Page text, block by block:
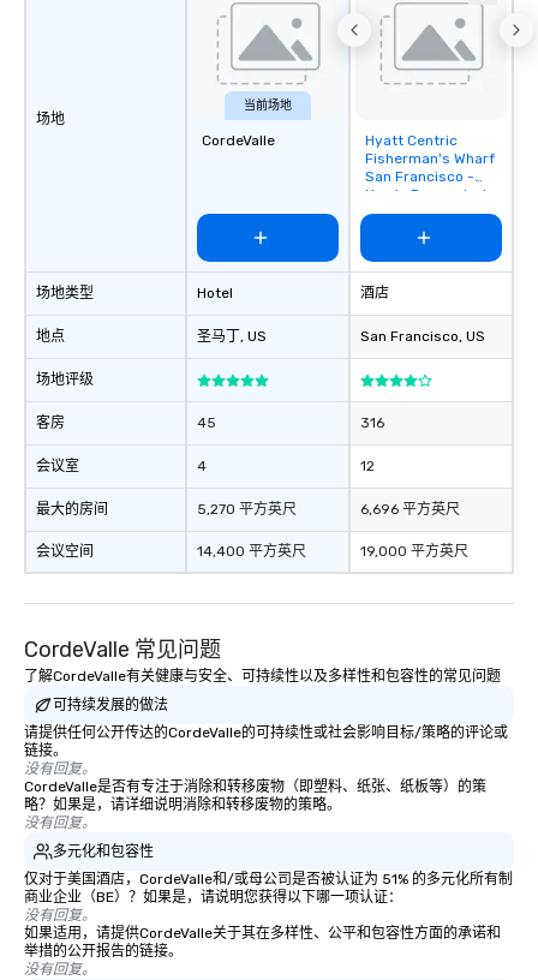
场地
场地类型
地点
场地评级
客房
会议室
最大的房间
会议空间
当前场地
CordeValle
Hotel
圣马丁 , US
45
4
5,270 平方英尺
14,400 平方英尺
Removed from
favorites
Hyatt Centric
Fisherman's Wharf
San Francisco -
Newly Renovated
酒店
San Francisco, US
316
12
6,696 平方英尺
19,000 平方英尺
CordeValle 常见问题
了解CordeValle有关健康与安全、可持续性以及多样性和包容性的常见问题
可持续发展的做法
请提供任何公开传达的CordeValle的可持续性或社会影响目标/策略的评论或
链接。
没有回复。
CordeValle是否有专注于消除和转移废物（即塑料、纸张、纸板等）的策
略？如果是，请详细说明消除和转移废物的策略。
没有回复。
多元化和包容性
仅对于美国酒店，CordeValle和/或母公司是否被认证为 51% 的多元化所有制
商业企业（BE）？如果是，请说明您获得以下哪一项认证：
没有回复。
如果适用，请提供CordeValle关于其在多样性、公平和包容性方面的承诺和
举措的公开报告的链接。
没有回复。